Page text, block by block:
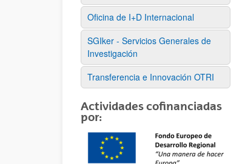
Oficina de I+D Internacional
SGIker - Servicios Generales de
Investigación
Transferencia e Innovación OTRI
Actividades cofinanciadas
por: